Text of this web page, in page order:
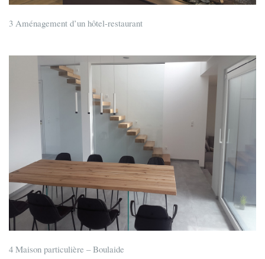
3 Aménagement d’un hôtel-restaurant
4 Maison particulière – Boulaide